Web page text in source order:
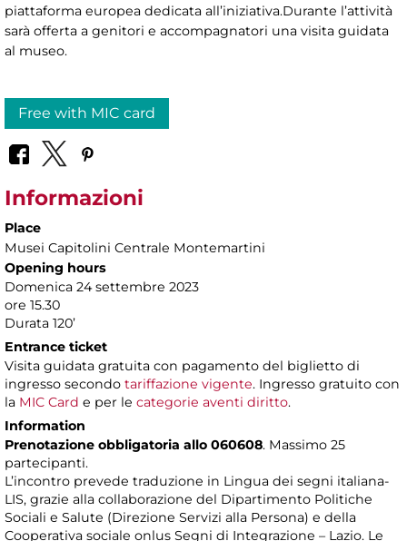
piattaforma europea dedicata all’iniziativa.Durante l’attività
sarà offerta a genitori e accompagnatori una visita guidata
al museo.
Free with MIC card
Informazioni
Place
Musei Capitolini Centrale Montemartini
Opening hours
Domenica 24 settembre 2023
ore 15.30
Durata 120’
Entrance ticket
Visita guidata gratuita con pagamento del biglietto di
ingresso secondo tariffazione vigente. Ingresso gratuito con
la MIC Card e per le categorie aventi diritto.
Information
Prenotazione obbligatoria allo 060608. Massimo 25
partecipanti.
L’incontro prevede traduzione in Lingua dei segni italiana-
LIS, grazie alla collaborazione del Dipartimento Politiche
Sociali e Salute (Direzione Servizi alla Persona) e della
Cooperativa sociale onlus Segni di Integrazione – Lazio. Le